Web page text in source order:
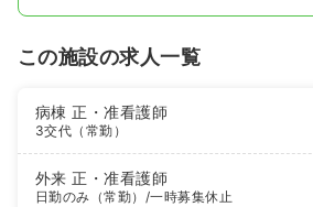
この施設の求人一覧
病棟正・准看護師
3交代（常勤）
外来正・准看護師
日勤のみ（常勤） /一時募集休止